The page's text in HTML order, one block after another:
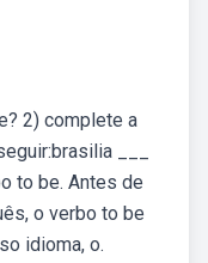
2) complete a
___
to be. Antes de
o verbo to be
idioma, o.